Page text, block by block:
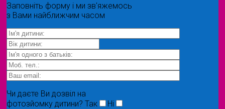
Заповніть форму і ми зв'яжемось
з Вами найближчим часом
Чи даєте Ви дозвіл на
фотозйомку дитини? Так Ні